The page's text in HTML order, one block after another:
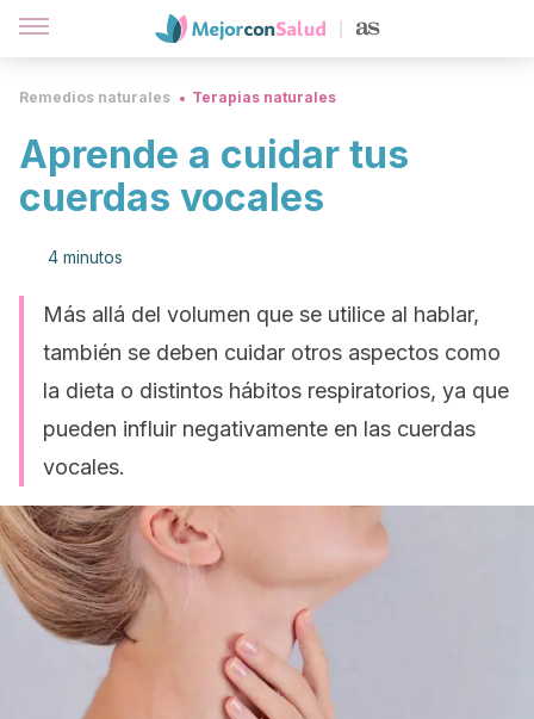
Remedios naturales Terapias naturales
Aprende a cuidar tus
cuerdas vocales
4 minutos
Más allá del volumen que se utilice al hablar,
también se deben cuidar otros aspectos como
la dieta o distintos hábitos respiratorios, ya que
pueden influir negativamente en las cuerdas
vocales.